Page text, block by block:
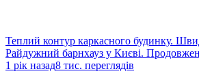
Теплий контур каркасного будинку.
Райдужний барнхауз у Києві.
1 рік назад8 тис. переглядів